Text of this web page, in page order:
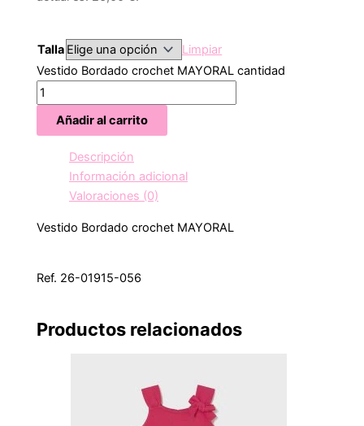
Talla
Limpiar
Vestido Bordado crochet MAYORAL cantidad
Añadir al carrito
Descripción
Información adicional
Valoraciones (0)
Vestido Bordado crochet MAYORAL
Ref. 26-01915-056
Productos relacionados